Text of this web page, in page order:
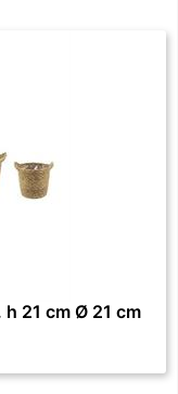
21 cm Ø 21 cm